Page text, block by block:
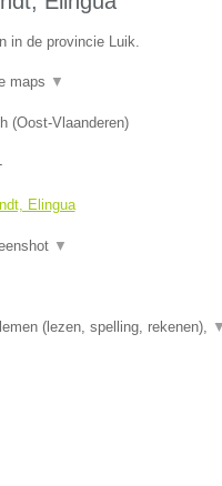
in de provincie Luik.
maps ▼
(Oost-Vlaanderen)
Elingua
▼
(lezen, spelling, rekenen), ▼